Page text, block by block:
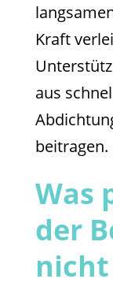
Kraft
aus
beitragen.
Was
der